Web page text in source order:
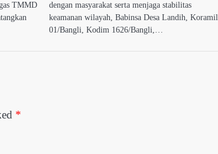
TMMD
dengan masyarakat serta menjaga stabilitas
keamanan wilayah, Babinsa Desa Landih, Koramil
01/Bangli, Kodim 1626/Bangli,…
*